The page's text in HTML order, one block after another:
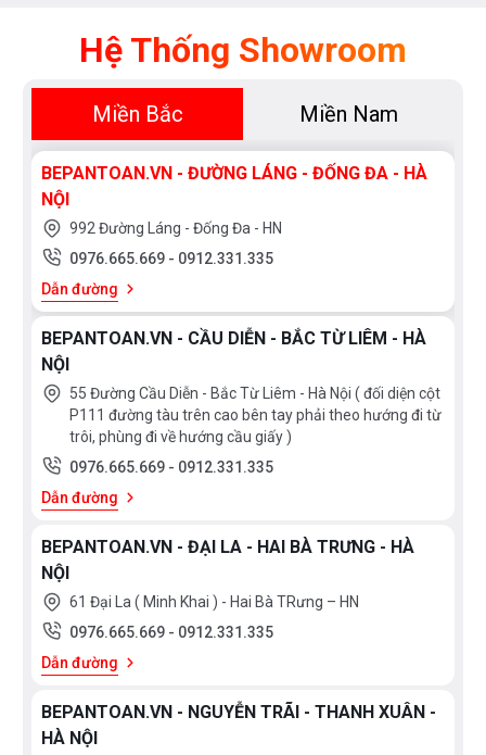
Hệ Thống Showroom
Miền Bắc Miền Nam
BEPANTOAN.VN - ĐƯỜNG LÁNG - ĐỐNG ĐA - HÀ
NỘI
992 Đường Láng - Đống Đa - HN
0976.665.669 - 0912.331.335
Dẫn đường
BEPANTOAN.VN - CẦU DIỄN - BẮC TỪ LIÊM - HÀ
NỘI
55 Đường Cầu Diễn - Bắc Từ Liêm - Hà Nội ( đối diện cột
P111 đường tàu trên cao bên tay phải theo hướng đi từ
trôi, phùng đi về hướng cầu giấy )
0976.665.669 - 0912.331.335
Dẫn đường
BEPANTOAN.VN - ĐẠI LA - HAI BÀ TRƯNG - HÀ
NỘI
61 Đại La ( Minh Khai ) - Hai Bà TRưng – HN
0976.665.669 - 0912.331.335
Dẫn đường
BEPANTOAN.VN - NGUYỄN TRÃI - THANH XUÂN -
HÀ NỘI